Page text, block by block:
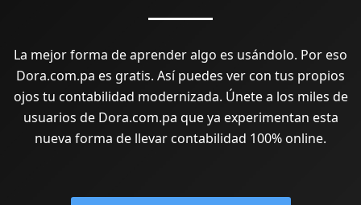
La mejor forma de aprender algo es usándolo. Por eso
Dora.com.pa es gratis. Así puedes ver con tus propios
ojos tu contabilidad modernizada. Únete a los miles de
usuarios de Dora.com.pa que ya experimentan esta
nueva forma de llevar contabilidad 100% online.